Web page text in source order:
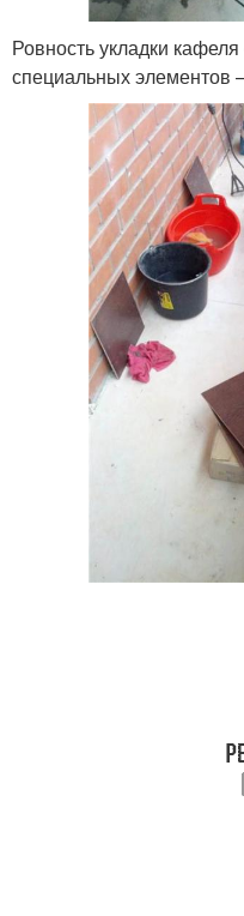
Ровность укладки
специальных элементов